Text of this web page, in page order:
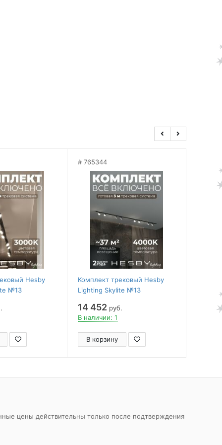
Hesby
№13
765344
Комплект трековый Hesby
Lighting Skylite №13
14 452 руб.
В наличии: 1
В корзину
14
цены действительны только после подтверждения